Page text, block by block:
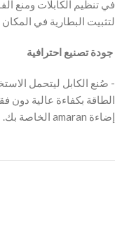
في تنظيم الكابلات ومنع
لتثبيت البطارية في
‫ جودة تصنيع احترافية
‫- صُنع الكابل ليتحمل
الطاقة بكفاءة عالية دون
إضاءة amaran الخاصة بك.